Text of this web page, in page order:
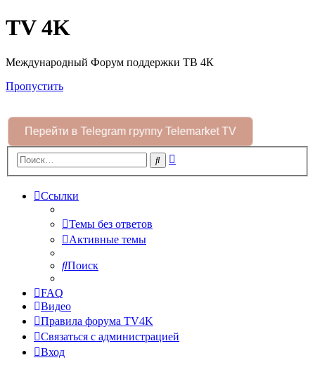
TV 4K
Международный Форум поддержки ТВ 4К
Пропустить
Перейти в Telegram группу Telemarket TV
Поиск
Ссылки
Темы без ответов
Активные темы
Поиск
FAQ
Видео
Правила форума TV4K
Связаться с администрацией
Вход